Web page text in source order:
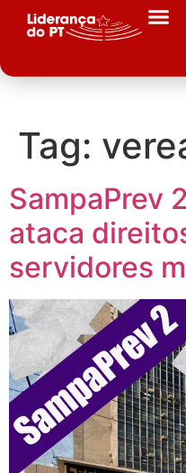
Tag:
SampaPrev
ataca
servidores